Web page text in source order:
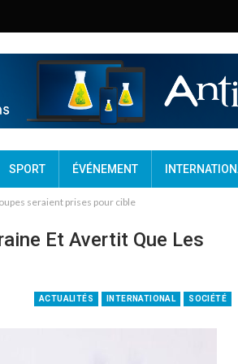
SPORT ÉVÉNEMENT
seraient prises pour cible
Et Avertit Que Les
ACTUALITÉS INTERNATIONAL SOCIÉTÉ